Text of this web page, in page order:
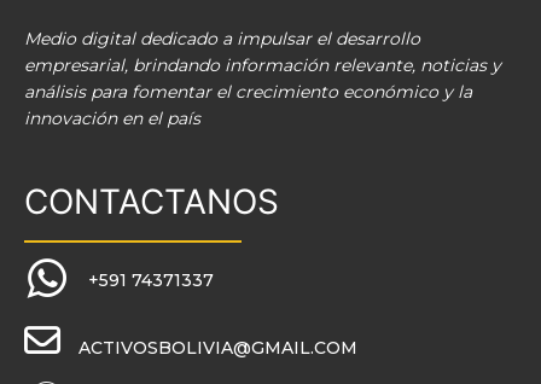
Medio digital dedicado a impulsar el desarrollo
empresarial, brindando información relevante, noticias y
análisis para fomentar el crecimiento económico y la
innovación en el país
CONTACTANOS
+591 74371337
ACTIVOSBOLIVIA@GMAIL.COM